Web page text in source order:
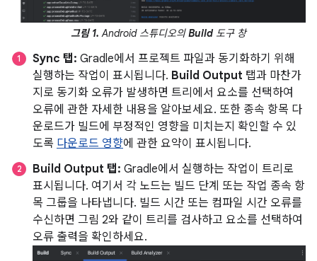
그림 1. Android 스튜디오의Build도구 창
Sync 탭: Gradle에서 프로젝트 파일과 동기화하기 위해
실행하는 작업이 표시됩니다. Build Output 탭과 마찬가
지로 동기화 오류가 발생하면 트리에서 요소를 선택하여
오류에 관한 자세한 내용을 알아보세요. 또한 종속 항목 다
운로드가 빌드에 부정적인 영향을 미치는지 확인할 수 있
도록 다운로드 영향에 관한 요약이 표시됩니다.
Build Output 탭: Gradle에서 실행하는 작업이 트리로
표시됩니다. 여기서 각 노드는 빌드 단계 또는 작업 종속 항
목 그룹을 나타냅니다. 빌드 시간 또는 컴파일 시간 오류를
수신하면 그림 2와 같이 트리를 검사하고 요소를 선택하여
오류 출력을 확인하세요.